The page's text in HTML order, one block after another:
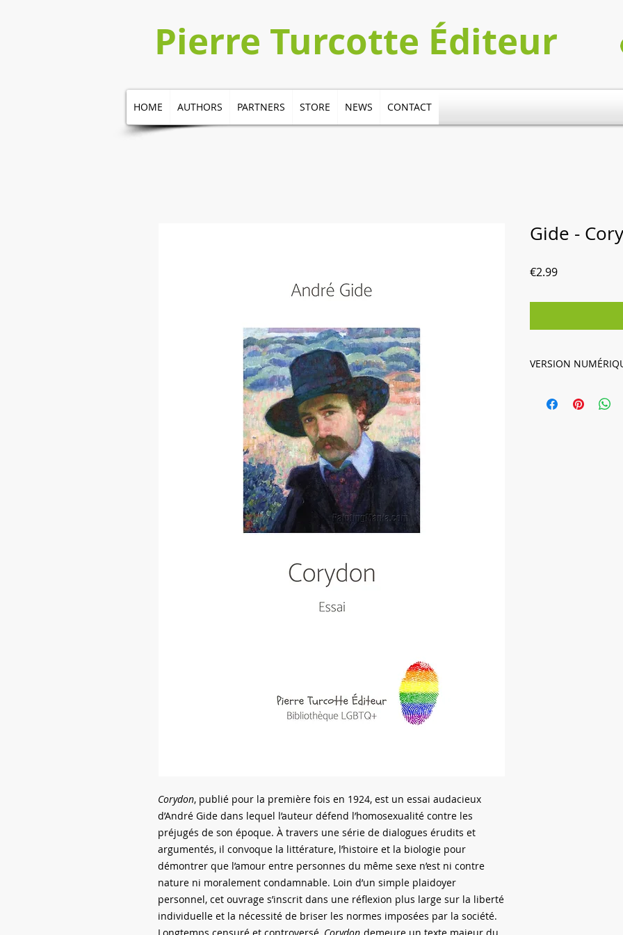
Pierre Turcotte Éditeur
Corydon, publié pour la première fois en 1924, est un essai audacieux
d’André Gide dans lequel l’auteur défend l’homosexualité contre les
préjugés de son époque. À travers une série de dialogues érudits et
argumentés, il convoque la littérature, l’histoire et la biologie pour
démontrer que l’amour entre personnes du même sexe n’est ni contre
nature ni moralement condamnable. Loin d’un simple plaidoyer
personnel, cet ouvrage s’inscrit dans une réflexion plus large sur la liberté
individuelle et la nécessité de briser les normes imposées par la société.
Gide -
€2.99Price
VERSION
livre au format
HOME AUTHORS PARTNERS STORE NEWS CONTACT